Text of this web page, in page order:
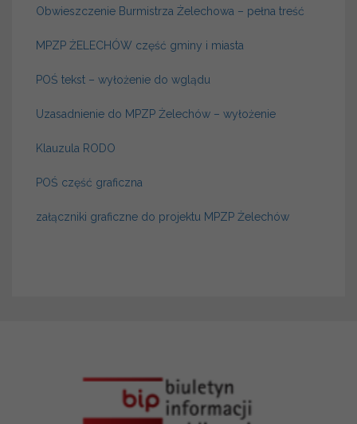
Obwieszczenie Burmistrza Żelechowa – pełna treść
MPZP ŻELECHÓW część gminy i miasta
POŚ tekst – wyłożenie do wglądu
Uzasadnienie do MPZP Żelechów – wyłożenie
Klauzula RODO
POŚ część graficzna
załączniki graficzne do projektu MPZP Żelechów